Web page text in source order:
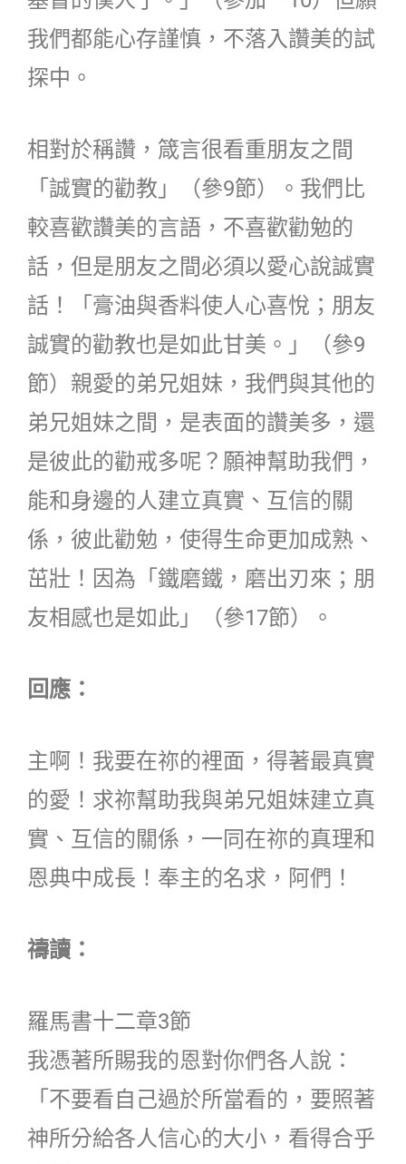
我們都能心存謹慎，不落入讚美的試
探中。
相對於稱讚，箴言很看重朋友之間
「誠實的勸教」（參9節）。我們比
較喜歡讚美的言語，不喜歡勸勉的
話，但是朋友之間必須以愛心說誠實
話！「膏油與香料使人心喜悅；朋友
誠實的勸教也是如此甘美。」（參9
節）親愛的弟兄姐妹，我們與其他的
弟兄姐妹之間，是表面的讚美多，還
是彼此的勸戒多呢？願神幫助我們，
能和身邊的人建立真實、互信的關
係，彼此勸勉，使得生命更加成熟、
茁壯！因為「鐵磨鐵，磨出刃來；朋
友相感也是如此」（參17節）。
回應：
主啊！我要在祢的裡面，得著最真實
的愛！求祢幫助我與弟兄姐妹建立真
實、互信的關係，一同在祢的真理和
恩典中成長！奉主的名求，阿們！
禱讀：
羅馬書十二章3節
我憑著所賜我的恩對你們各人說：
「不要看自己過於所當看的，要照著
神所分給各人信心的大小，看得合乎